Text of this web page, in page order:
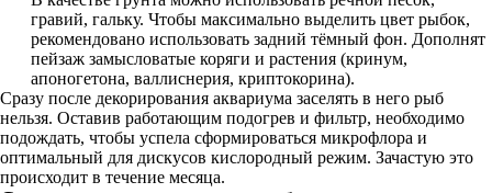
гравий, гальку. Чтобы максимально выделить цвет рыбок,
рекомендовано использовать задний тёмный фон. Дополнят
пейзаж замысловатые коряги и растения (кринум,
апоногетона, валлиснерия, криптокорина).
Сразу после декорирования аквариума заселять в него рыб
нельзя. Оставив работающим подогрев и фильтр, необходимо
подождать, чтобы успела сформироваться микрофлора и
оптимальный для дискусов кислородный режим. Зачастую это
происходит в течение месяца.